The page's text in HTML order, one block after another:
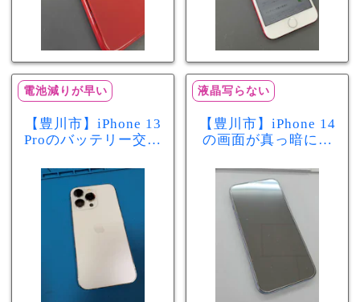
電池減りが早い
【豊川市】iPhone 13
Proのバッテリー交換
が早い症状も当日90
分で改善
液晶写らない
【豊川市】iPhone 14
の画面が真っ暗に…
修理！データそのま
まで復旧しました